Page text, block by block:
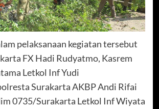
pelaksanaan kegiatan tersebut
FX Hadi Rudyatmo, Kasrem
Letkol Inf Yudi
Surakarta AKBP Andi Rifai
0735/Surakarta Letkol Inf Wiyata